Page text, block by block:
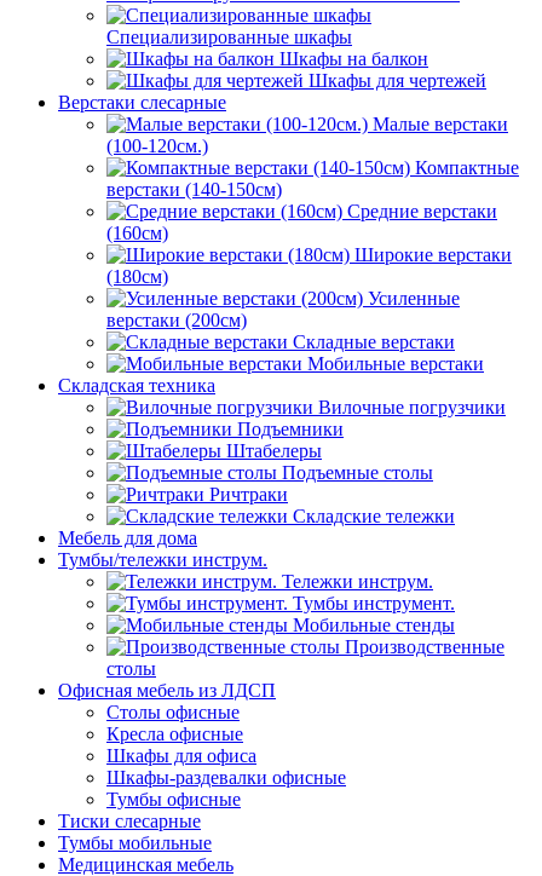
Специализированные шкафы
Шкафы на балкон
Шкафы для чертежей
Верстаки слесарные
Малые верстаки
(100-120см.)
Компактные
верстаки (140-150см)
Средние верстаки
(160см)
Широкие верстаки
(180см)
Усиленные
верстаки (200см)
Складные верстаки
Мобильные верстаки
Складская техника
Вилочные погрузчики
Подъемники
Штабелеры
Подъемные столы
Ричтраки
Складские тележки
Мебель для дома
Тумбы/тележки инструм.
Тележки инструм.
Тумбы инструмент.
Мобильные стенды
Производственные
столы
Офисная мебель из ЛДСП
Столы офисные
Кресла офисные
Шкафы для офиса
Шкафы-раздевалки офисные
Тумбы офисные
Тиски слесарные
Тумбы мобильные
Медицинская мебель